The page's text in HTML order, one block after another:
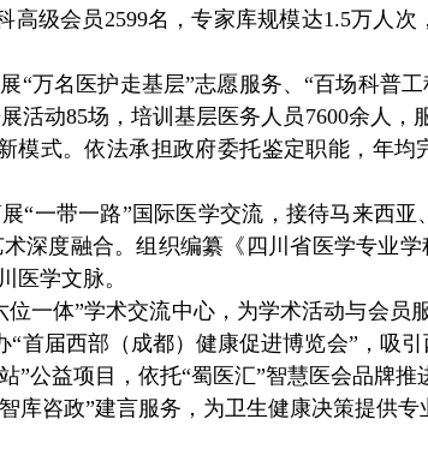
高级会员2599名，专家库规模达1.5万人
“万名医护走基层”志愿服务、“百场科普
活动85场，培训基层医务人员7600余人
模式。依法承担政府委托鉴定职能，年
“一带一路”国际医学交流，接待马来西
深度融合。组织编纂《四川省医学专业
医学文脉。
位一体”学术交流中心，为学术活动与会员
首届西部（成都）健康促进博览会”，吸
”公益项目，依托“蜀医汇”智慧医会品牌推
库咨政”建言服务，为卫生健康决策提供专